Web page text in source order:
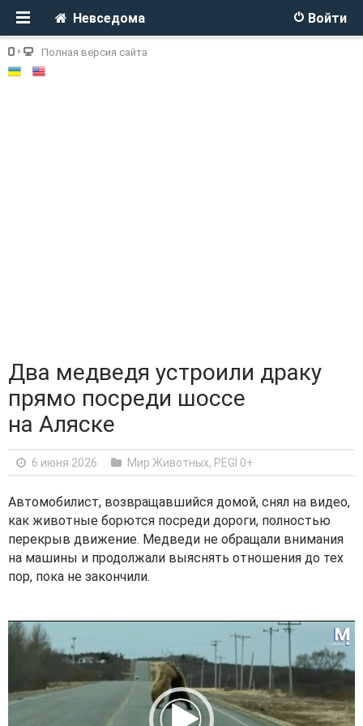
Войти
Невседома
Полная версия сайта
Два медведя устроили драку
прямо посреди шоссе
на Аляске
6 июня 2026 Мир Животных, PEGI 0+
Автомобилист, возвращавшийся домой, снял на видео,
как животные борются посреди дороги, полностью
перекрыв движение. Медведи не обращали внимания
на машины и продолжали выяснять отношения до тех
пор, пока не закончили.
V
o